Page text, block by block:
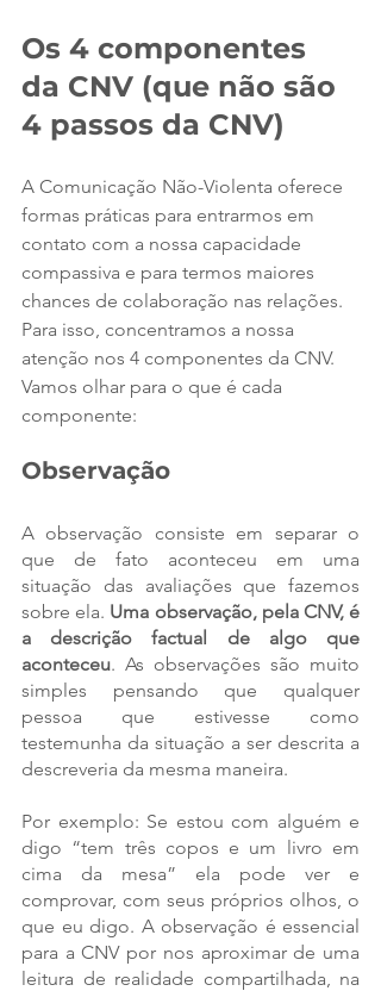
Os 4 componentes
da CNV (que não são
4 passos da CNV)
A Comunicação Não-Violenta oferece
formas práticas para entrarmos em
contato com a nossa capacidade
compassiva e para termos maiores
chances de colaboração nas relações.
Para isso, concentramos a nossa
atenção nos 4 componentes da CNV.
Vamos olhar para o que é cada
componente:
Observação
A observação consiste em separar o
que de fato aconteceu em uma
situação das avaliações que fazemos
sobre ela. Uma observação, pela CNV, é
a descrição factual de algo que
aconteceu. As observações são muito
simples pensando que qualquer
pessoa que estivesse como
testemunha da situação a ser descrita a
descreveria da mesma maneira.
Por exemplo: Se estou com alguém e
digo “tem três copos e um livro em
cima da mesa” ela pode ver e
comprovar, com seus próprios olhos, o
que eu digo. A observação é essencial
para a CNV por nos aproximar de uma
leitura de realidade compartilhada, na